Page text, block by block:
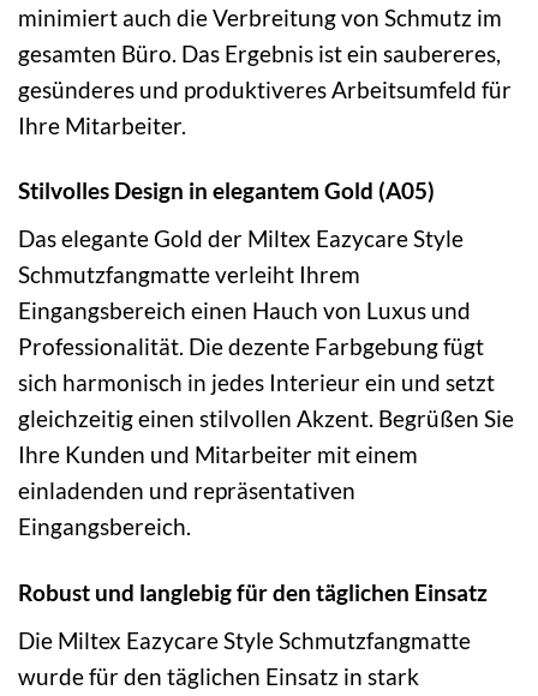
minimiert auch die Verbreitung von Schmutz im
gesamten Büro. Das Ergebnis ist ein saubereres,
gesünderes und produktiveres Arbeitsumfeld für
Ihre Mitarbeiter.
Stilvolles Design in elegantem Gold (A05)
Das elegante Gold der Miltex Eazycare Style
Schmutzfangmatte verleiht Ihrem
Eingangsbereich einen Hauch von Luxus und
Professionalität. Die dezente Farbgebung fügt
sich harmonisch in jedes Interieur ein und setzt
gleichzeitig einen stilvollen Akzent. Begrüßen Sie
Ihre Kunden und Mitarbeiter mit einem
einladenden und repräsentativen
Eingangsbereich.
Robust und langlebig für den täglichen Einsatz
Die Miltex Eazycare Style Schmutzfangmatte
wurde für den täglichen Einsatz in stark